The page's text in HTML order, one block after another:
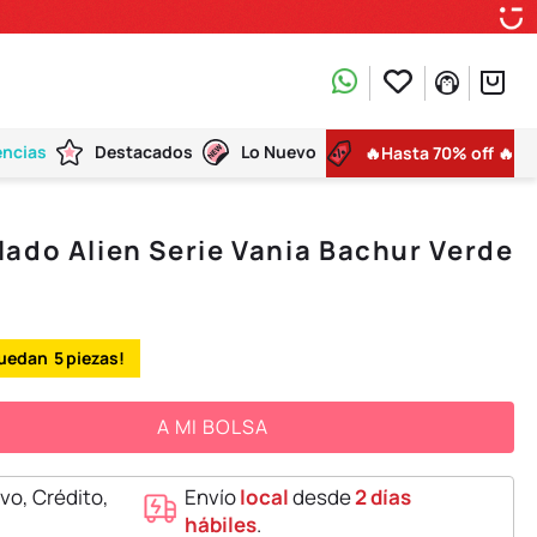
Destacados Lo Nuevo 🔥Hasta 70% off 🔥
Alien Serie Vania Bachur Verde
5
A MI BOLSA
Crédito,
Envíolocaldesde2 días
hábiles.